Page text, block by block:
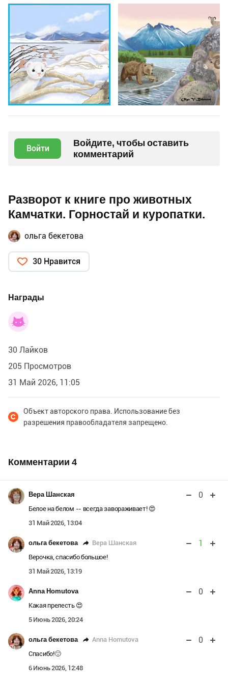
Войти
Войдите, чтобы оставить
комментарий
Разворот к книге про животных
Камчатки. Горностай и куропатки.
ольга бекетова
30 Нравится
Награды
30 Лайков
205 Просмотров
31 Май 2026, 11:05
Объект авторского права. Использование без
разрешения правообладателя запрещено.
Комментарии 4
Вера Шанская 0
Белое на белом -- всегда завораживает! 😍
31 Май 2026, 13:04
ольга бекетова Вера Шанская 1
Верочка, спасибо большое!
31 Май 2026, 13:19
Anna Homutova 0
Какая прелесть 😍
5 Июнь 2026, 20:24
ольга бекетова Anna Homutova 0
Спасибо!🙂
6 Июнь 2026, 12:48